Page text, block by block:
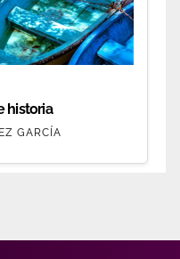
historia
GARCÍA